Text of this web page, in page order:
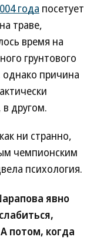
года посетует
траве,
время на
грунтового
однако причина
другом.
ни странно,
чемпионским
психология.
явно
потом, когда